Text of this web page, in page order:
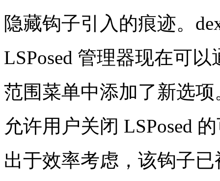
隐藏钩子引入的痕迹。
LSPosed 管理器现在可
范围菜单中添加了新选项
允许用户关闭 LSPosed
出于效率考虑，该钩子